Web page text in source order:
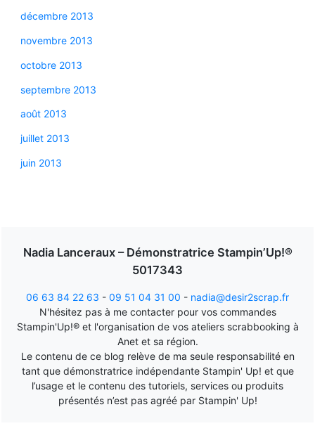
décembre 2013
novembre 2013
octobre 2013
septembre 2013
août 2013
juillet 2013
juin 2013
Nadia Lanceraux – Démonstratrice Stampin’Up!®
5017343
06 63 84 22 63 - 09 51 04 31 00 - nadia@desir2scrap.fr
N'hésitez pas à me contacter pour vos commandes
Stampin'Up!® et l'organisation de vos ateliers scrabbooking à
Anet et sa région.
Le contenu de ce blog relève de ma seule responsabilité en
tant que démonstratrice indépendante Stampin' Up! et que
l’usage et le contenu des tutoriels, services ou produits
présentés n’est pas agréé par Stampin' Up!